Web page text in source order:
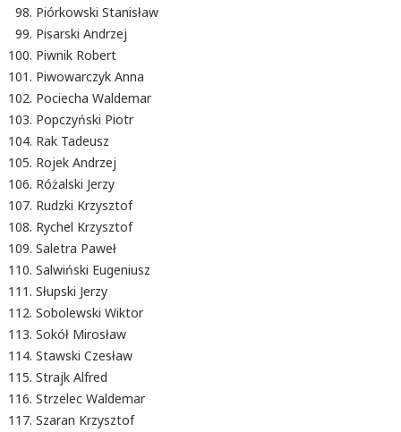
Piórkowski Stanisław
Pisarski Andrzej
Piwnik Robert
Piwowarczyk Anna
Pociecha Waldemar
Popczyński Piotr
Rak Tadeusz
Rojek Andrzej
Różalski Jerzy
Rudzki Krzysztof
Rychel Krzysztof
Saletra Paweł
Salwiński Eugeniusz
Słupski Jerzy
Sobolewski Wiktor
Sokół Mirosław
Stawski Czesław
Strajk Alfred
Strzelec Waldemar
Szaran Krzysztof